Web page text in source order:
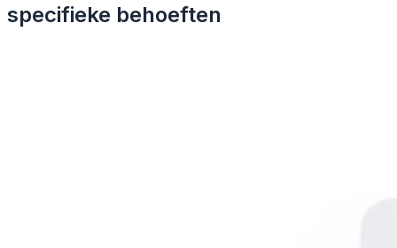
specifieke behoeften